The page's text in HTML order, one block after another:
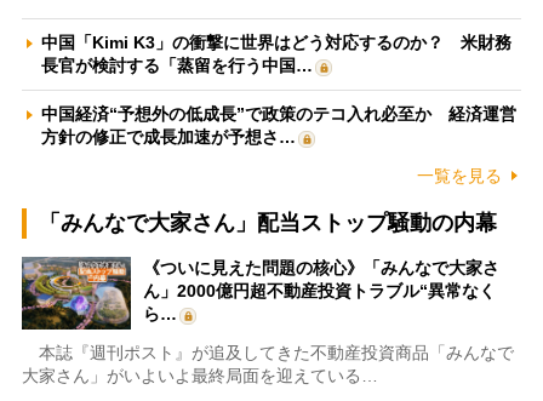
中国「Kimi K3」の衝撃に世界はどう対応するのか？ 米財務
長官が検討する「蒸留を行う中国…
中国経済“予想外の低成長”で政策のテコ入れ必至か 経済運営
方針の修正で成長加速が予想さ…
一覧を見る
「みんなで大家さん」配当ストップ騒動の内幕
《ついに見えた問題の核心》「みんなで大家さ
ん」2000億円超不動産投資トラブル“異常なく
ら…
本誌『週刊ポスト』が追及してきた不動産投資商品「みんなで
大家さん」がいよいよ最終局面を迎えている…